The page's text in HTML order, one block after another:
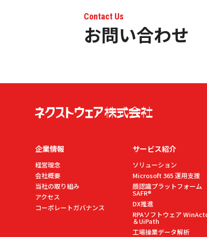
お問い合わせ
Contact Us
企業情報
経営理念
会社概要
当社の取り組み
アクセス
コーポレートガバナンス
サービス紹介
ソリューション
Microsoft 365 運用支援
顔認識プラットフォーム
SAFR®
DX推進
RPAソフトウェア
＆UiPath
工場操業データ解析